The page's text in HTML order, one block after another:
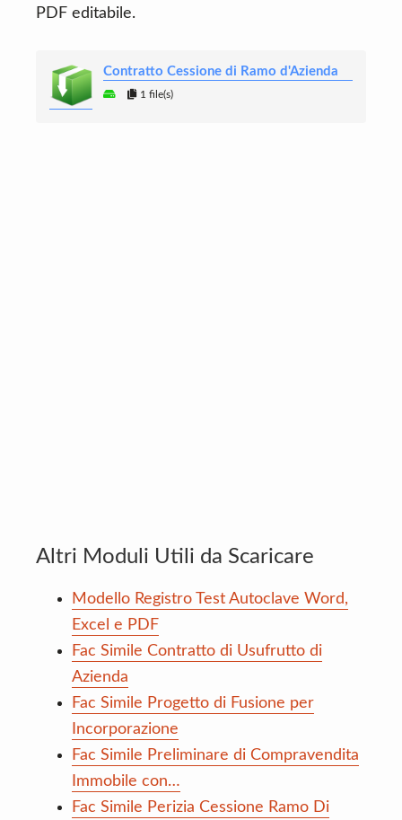
PDF editabile.
Contratto Cessione di Ramo d'Azienda
1 file(s)
Altri Moduli Utili da Scaricare
Modello Registro Test Autoclave Word,
Excel e PDF
Fac Simile Contratto di Usufrutto di
Azienda
Fac Simile Progetto di Fusione per
Incorporazione​
Fac Simile Preliminare di Compravendita
Immobile con…
Fac Simile Perizia Cessione Ramo Di